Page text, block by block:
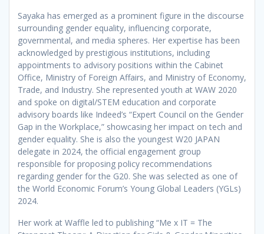
Sayaka has emerged as a prominent figure in the discourse
surrounding gender equality, influencing corporate,
governmental, and media spheres. Her expertise has been
acknowledged by prestigious institutions, including
appointments to advisory positions within the Cabinet
Office, Ministry of Foreign Affairs, and Ministry of Economy,
Trade, and Industry. She represented youth at WAW 2020
and spoke on digital/STEM education and corporate
advisory boards like Indeed’s “Expert Council on the Gender
Gap in the Workplace,” showcasing her impact on tech and
gender equality. She is also the youngest W20 JAPAN
delegate in 2024, the official engagement group
responsible for proposing policy recommendations
regarding gender for the G20. She was selected as one of
the World Economic Forum’s Young Global Leaders (YGLs)
2024.
Her work at Waffle led to publishing “Me x IT = The